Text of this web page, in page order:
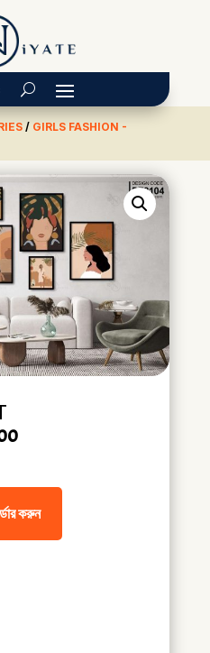
/ GIRLS FASHION -
Current price is: ৳ 1,925.00.
করুন